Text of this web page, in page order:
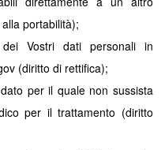
portabilità);
Vostri dati personali in
(diritto di rettifica);
per il quale non sussista
per il trattamento (diritto